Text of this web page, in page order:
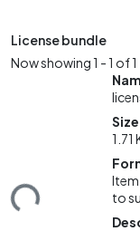
License bundle
Now showing1 - 1 of 1
Loading...
1.71
to